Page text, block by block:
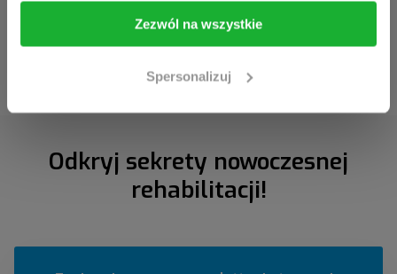
Zezwól na wszystkie
Spersonalizuj
Odkryj sekrety nowoczesnej
rehabilitacji!